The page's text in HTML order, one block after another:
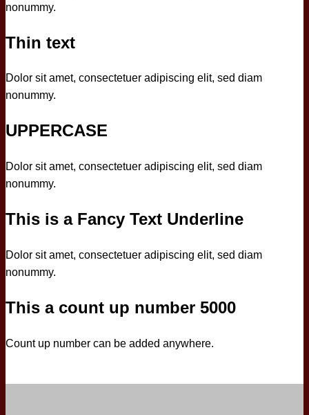
nonummy.
Thin text
Dolor sit amet, consectetuer adipiscing elit, sed diam
nonummy.
UPPERCASE
Dolor sit amet, consectetuer adipiscing elit, sed diam
nonummy.
This is a Fancy Text Underline
Dolor sit amet, consectetuer adipiscing elit, sed diam
nonummy.
This a count up number 5000
Count up number can be added anywhere.